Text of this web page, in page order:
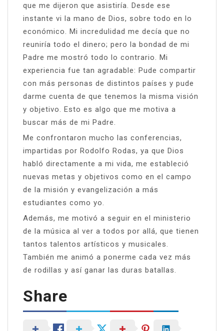
que me dijeron que asistiría. Desde ese
instante vi la mano de Dios, sobre todo en lo
económico. Mi incredulidad me decía que no
reuniría todo el dinero; pero la bondad de mi
Padre me mostró todo lo contrario. Mi
experiencia fue tan agradable: Pude compartir
con más personas de distintos países y pude
darme cuenta de que tenemos la misma visión
y objetivo. Esto es algo que me motiva a
buscar más de mi Padre.
Me confrontaron mucho las conferencias,
impartidas por Rodolfo Rodas, ya que Dios
habló directamente a mi vida, me estableció
nuevas metas y objetivos como en el campo
de la misión y evangelización a más
estudiantes como yo.
Además, me motivó a seguir en el ministerio
de la música al ver a todos por allá, que tienen
tantos talentos artísticos y musicales.
También me animó a ponerme cada vez más
de rodillas y así ganar las duras batallas.
Share